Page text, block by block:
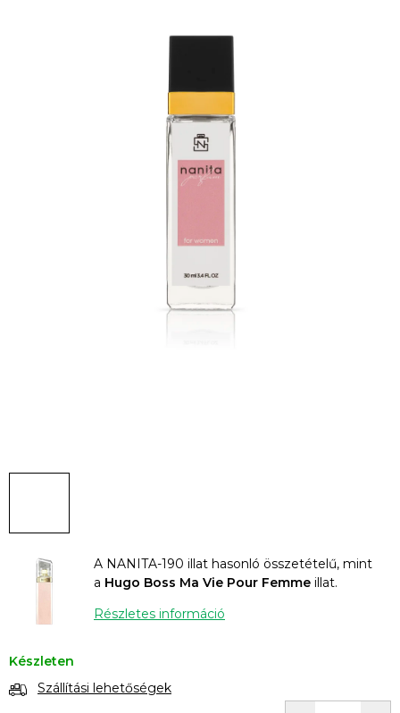
A NANITA-190 illat hasonló összetételű, mint
a Hugo Boss Ma Vie Pour Femme illat.
Részletes információ
Készleten
Szállítási lehetőségek